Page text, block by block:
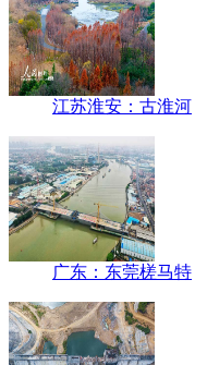
江苏淮安：古淮河
广东：东莞槎马特